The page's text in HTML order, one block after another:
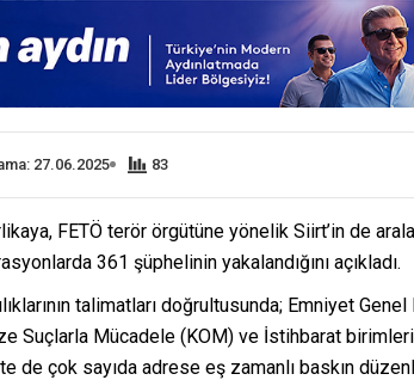
27.06.2025 83
FETÖ terör örgütüne yönelik Siirt’in de
361 şüphelinin yakalandığını açıkladı.
talimatları doğrultusunda; Emniyet
Suçlarla Mücadele (KOM) ve İstihbarat
de çok sayıda adrese eş zamanlı baskın